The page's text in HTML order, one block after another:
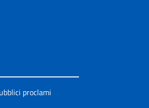
proclami